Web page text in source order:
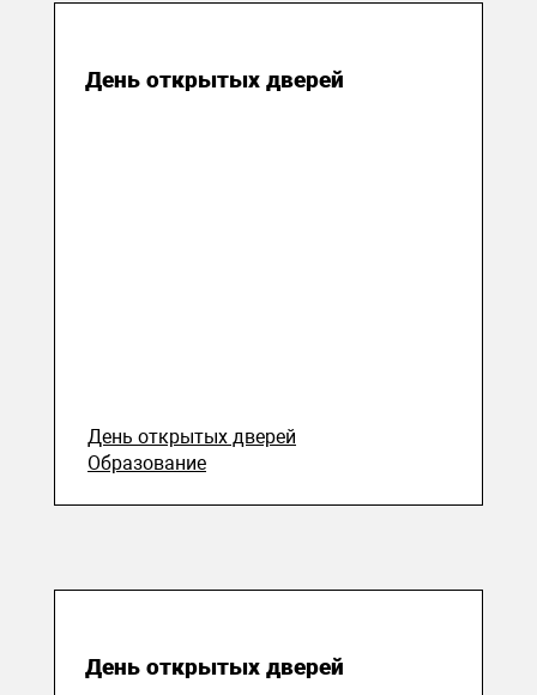
День открытых дверей
День открытых дверей
Образование
День открытых дверей